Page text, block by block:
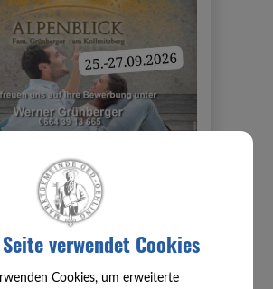
verwendet Cookies
Cookies, um erweiterte